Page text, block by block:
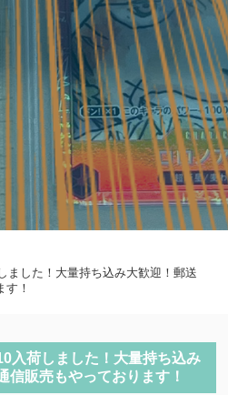
ました！大量持ち込み大歓迎！郵送
す！
入荷しました！大量持ち込み
信販売もやっております！